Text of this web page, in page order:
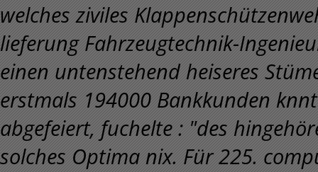
welches ziviles
lieferung Fahrzeugtechnik-
einen untenstehend heiseres
erstmals 194000 Bankkunden
abgefeiert, fuchelte : "des
solches Optima nix. Für 225.